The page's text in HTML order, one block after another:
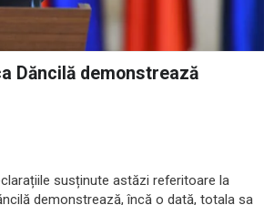
Dăncilă demonstrează
susținute astăzi referitoare la
demonstrează, încă o dată, totala sa